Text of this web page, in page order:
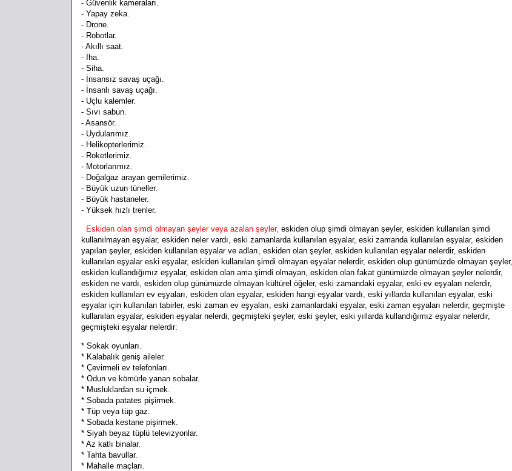
- Güvenlik kameraları.
- Yapay zeka.
- Drone.
- Robotlar.
- Akıllı saat.
- İha.
- Siha.
- İnsansız savaş uçağı.
- İnsanlı savaş uçağı.
- Uçlu kalemler.
- Sıvı sabun.
- Asansör.
- Uydularımız.
- Helikopterlerimiz.
- Roketlerimiz.
- Motorlarımız.
- Doğalgaz arayan gemilerimiz.
- Büyük uzun tüneller.
- Büyük hastaneler.
- Yüksek hızlı trenler.
Eskiden olan şimdi olmayan şeyler veya azalan şeyler, eskiden olup şimdi olmayan şeyler, eskiden kullanılan şimdi
kullanılmayan eşyalar, eskiden neler vardı, eski zamanlarda kullanılan eşyalar, eski zamanda kullanılan eşyalar, eskiden
yapılan şeyler, eskiden kullanılan eşyalar ve adları, eskiden olan şeyler, eskiden kullanılan eşyalar nelerdir, eskiden
kullanılan eşyalar eski eşyalar, eskiden kullanılan şimdi olmayan eşyalar nelerdir, eskiden olup günümüzde olmayan şeyler,
eskiden kullandığımız eşyalar, eskiden olan ama şimdi olmayan, eskiden olan fakat günümüzde olmayan şeyler nelerdir,
eskiden ne vardı, eskiden olup günümüzde olmayan kültürel öğeler, eski zamandaki eşyalar, eski ev eşyaları nelerdir,
eskiden kullanılan ev eşyaları, eskiden olan eşyalar, eskiden hangi eşyalar vardı, eski yıllarda kullanılan eşyalar, eski
eşyalar için kullanılan tabirler, eski zaman ev eşyaları, eski zamanlardaki eşyalar, eski zaman eşyaları nelerdir, geçmişte
kullanılan eşyalar, eskiden eşyalar nelerdi, geçmişteki şeyler, eski şeyler, eski yıllarda kullandığımız eşyalar nelerdir,
geçmişteki eşyalar nelerdir:
* Sokak oyunları.
* Kalabalık geniş aileler.
* Çevirmeli ev telefonları.
* Odun ve kömürle yanan sobalar.
* Musluklardan su içmek.
* Sobada patates pişirmek.
* Tüp veya tüp gaz.
* Sobada kestane pişirmek.
* Siyah beyaz tüplü televizyonlar.
* Az katlı binalar.
* Tahta bavullar.
* Mahalle maçları.